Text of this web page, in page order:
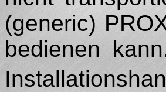
(generic)
bedienen